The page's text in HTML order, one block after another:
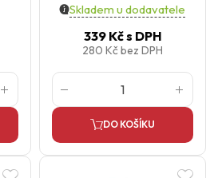
Skladem u dodavatele
339 Kčs DPH
280 Kčbez DPH
DO KOŠÍKU